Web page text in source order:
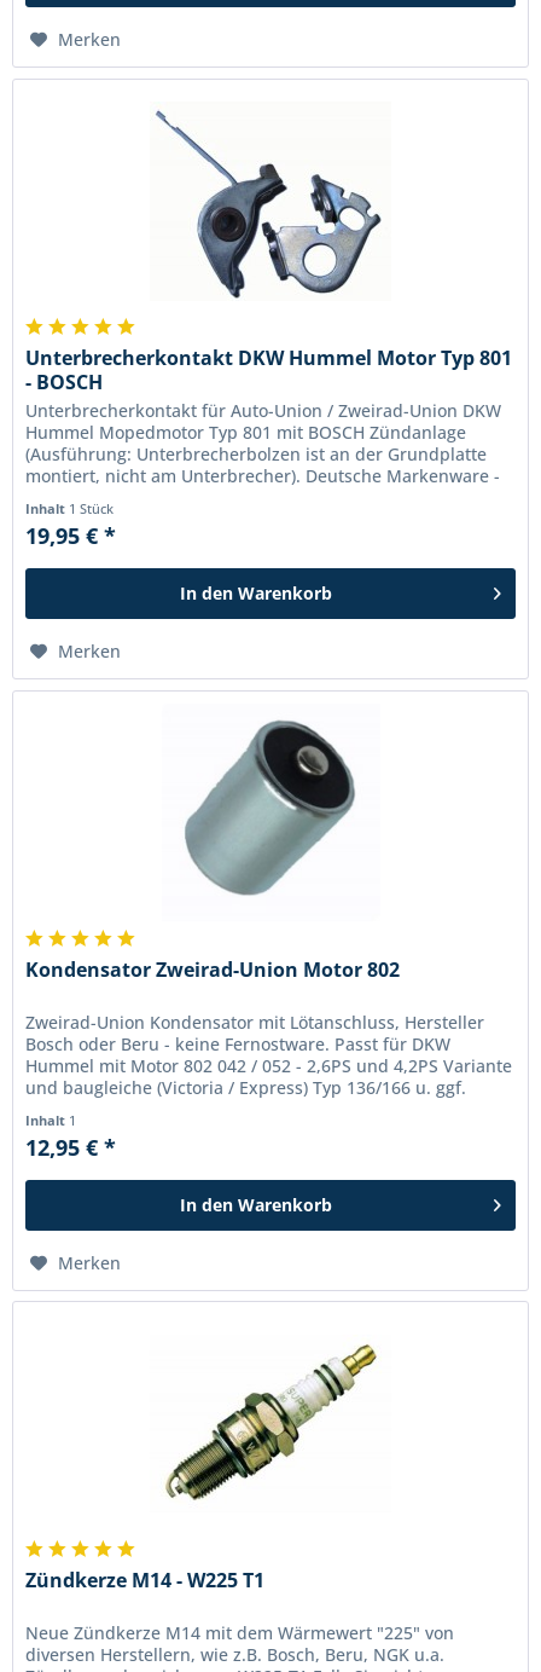
Merken
Unterbrecherkontakt DKW Hummel Motor Typ 801
- BOSCH
Unterbrecherkontakt für Auto-Union / Zweirad-Union DKW
Hummel Mopedmotor Typ 801 mit BOSCH Zündanlage
(Ausführung: Unterbrecherbolzen ist an der Grundplatte
montiert, nicht am Unterbrecher). Deutsche Markenware -
Inhalt 1 Stück
19,95 € *
In den Warenkorb
Merken
Kondensator Zweirad-Union Motor 802
Zweirad-Union Kondensator mit Lötanschluss, Hersteller
Bosch oder Beru - keine Fernostware. Passt für DKW
Hummel mit Motor 802 042 / 052 - 2,6PS und 4,2PS Variante
und baugleiche (Victoria / Express) Typ 136/166 u. ggf.
Inhalt 1
12,95 € *
In den Warenkorb
Merken
Zündkerze M14 - W225 T1
Neue Zündkerze M14 mit dem Wärmewert "225" von
diversen Herstellern, wie z.B. Bosch, Beru, NGK u.a.